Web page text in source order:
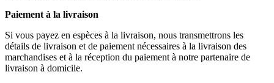
Paiement à la livraison
Si vous payez en espèces à la livraison, nous transmettrons les
détails de livraison et de paiement nécessaires à la livraison des
marchandises et à la réception du paiement à notre partenaire de
livraison à domicile.